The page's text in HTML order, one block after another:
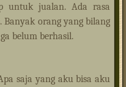
untuk jualan. Ada rasa
Banyak orang yang bilang
belum berhasil.
saja yang aku bisa aku